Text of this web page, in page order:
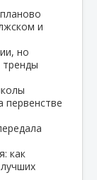
и
но
первенстве
как